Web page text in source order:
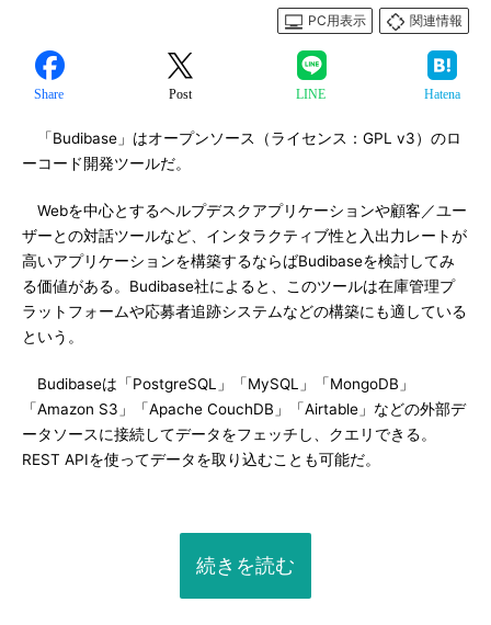
PC用表示
関連情報
Share Post LINE Hatena
「Budibase」はオープンソース（ライセンス：GPL v3）のロ
ーコード開発ツールだ。
Webを中心とするヘルプデスクアプリケーションや顧客／ユー
ザーとの対話ツールなど、インタラクティブ性と入出力レートが
高いアプリケーションを構築するならばBudibaseを検討してみ
る価値がある。Budibase社によると、このツールは在庫管理プ
ラットフォームや応募者追跡システムなどの構築にも適している
という。
Budibaseは「PostgreSQL」「MySQL」「MongoDB」
「Amazon S3」「Apache CouchDB」「Airtable」などの外部デ
ータソースに接続してデータをフェッチし、クエリできる。
REST APIを使ってデータを取り込むことも可能だ。
続きを読む